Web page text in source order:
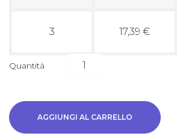
3 17,39 €
Quantità
AGGIUNGI AL CARRELLO